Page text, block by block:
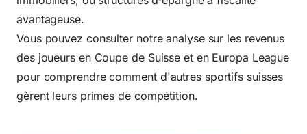
avantageuse.
Vous pouvez consulter notre analyse sur les revenus
des joueurs en Coupe de Suisse et en Europa League
pour comprendre comment d'autres sportifs suisses
gèrent leurs primes de compétition.